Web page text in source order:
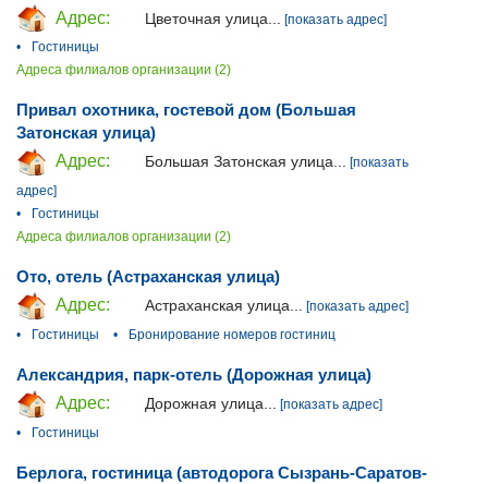
Адрес:
Цветочная улица...
[показать адрес]
•
Гостиницы
Адреса филиалов организации (2)
Привал охотника, гостевой дом (Большая
Затонская улица)
Адрес:
Большая Затонская улица... [показать
адрес]
•
Гостиницы
Адреса филиалов организации (2)
Ото, отель (Астраханская улица)
Адрес:
Астраханская улица... [показать адрес]
•
Гостиницы • Бронирование номеров гостиниц
Александрия, парк-отель (Дорожная улица)
Адрес:
Дорожная улица...
[показать адрес]
•
Гостиницы
Берлога, гостиница (автодорога Сызрань-Саратов-